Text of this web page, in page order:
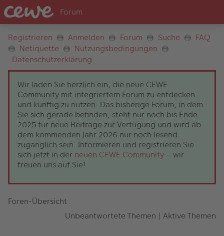
Registrieren Anmelden Forum Suche
FAQ
Netiquette
Nutzungsbedingungen
Datenschutzerklärung
Wir laden Sie herzlich ein, die neue CEWE
Community mit integriertem Forum zu entdecken
und künftig zu nutzen. Das bisherige Forum, in dem
Sie sich gerade befinden, steht nur noch bis Ende
2025 für neue Beiträge zur Verfügung und wird ab
dem kommenden Jahr 2026 nur noch lesend
zugänglich sein. Informieren und registrieren Sie
sich jetzt in der neuen CEWE Community – wir
freuen uns auf Sie!
Foren-Übersicht
Unbeantwortete Themen | Aktive Themen